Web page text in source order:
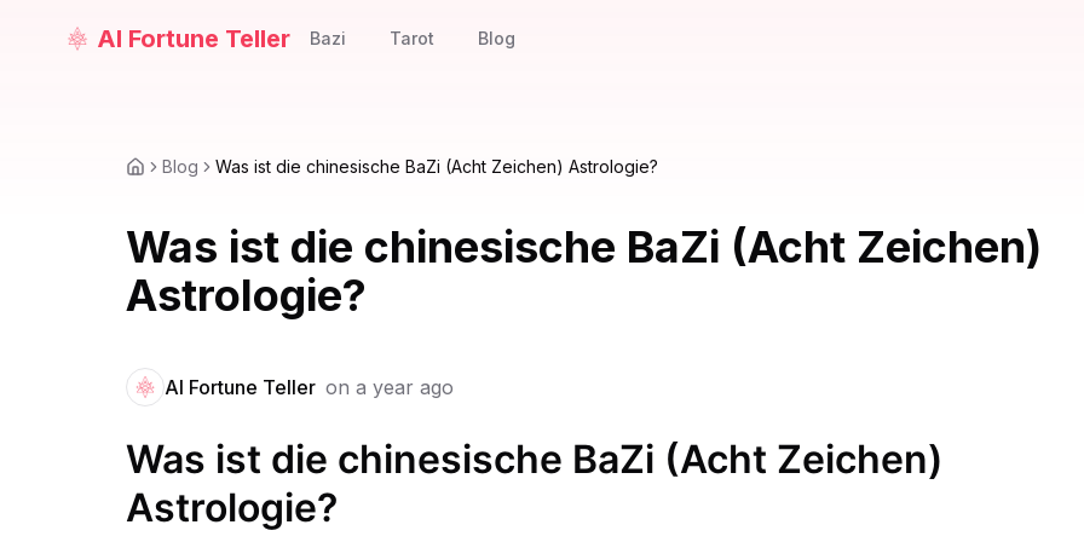
AI Fortune Teller Bazi Tarot Blog
Blog Was ist die chinesische BaZi (Acht Zeichen) Astrologie?
Was ist die chinesische BaZi (Acht Zeichen)
Astrologie?
AI Fortune Teller on a year ago
Was ist die chinesische BaZi (Acht Zeichen)
Astrologie?